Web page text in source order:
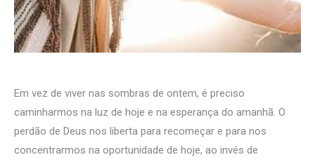
Em vez de viver nas sombras de ontem, é preciso
caminharmos na luz de hoje e na esperança do amanhã. O
perdão de Deus nos liberta para recomeçar e para nos
concentrarmos na oportunidade de hoje, ao invés de